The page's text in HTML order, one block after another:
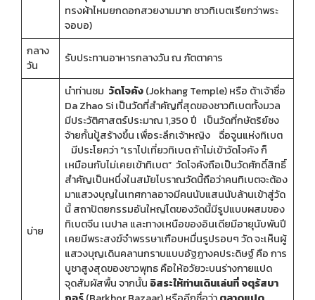
ทรงผ้าไหมยกดอกสวยงามมาก ชาวทิเบตเรียกว่าพระ
จอบอ)
กลาง
วัน
รับประทานอาหารกลางวัน ณ ภัตตาคาร
บ่าย
นำท่านชม วัดโจคัง(Jokhang Temple) หรือ ต้าเจ้าซื่อ
Da Zhao Si เป็นวัดที่สำคัญที่สุดของชาวทิเบตทั้งมวล
มีประวัติศาสตร์ประมาณ 1,350 ปี เป็นวัดที่กษัตริย์ซง
จ้ายกั้นปู้สร้างขึ้น เพื่อระลึกเจ้าหญิง ฉื่อจูนแห่งทิเบต
มีประโยคว่า “เราไปเที่ยวทิเบต ถ้าไม่เข้าวัดโจคัง ก็
เหมือนกับไม่เคยเข้าทิเบต” วัดโจคังถือเป็นวัดศักดิ์สิทธิ์
สำคัญเป็นหนึ่งในสมัยโบราณวัดนี้ถือว่าคนทิเบตจะต้อง
มาแสวงบุญในเทศกาลอาจมีคนนับแสนนับล้านเข้าสู่วัด
นี้ สถาปัตยกรรมอันใหญ่โตของวัดนี้มีรูปแบบผสมของ
ทิเบตจีน เนปาล และทางเหนือของอินเดียมีอายุนับพันปี
เคยมีพระสงฆ์จำพรรษาเกือบหมื่นรูปรอบๆ วัด จะเห็นผู้
แสวงบุญเดินคลานกราบแบบอัฐฎางคประดิษฐ์ คือ การ
บูชาสูงสุดของชาวพุทธ คือให้อวัยวะบนร่างกายแปด
จุดสัมผัสพื้น จากนั้น อิสระให้ท่านเดินเล่นที่ จตุรัสบา